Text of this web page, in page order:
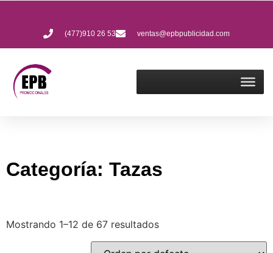
(477)910 26 53 ventas@epbpublicidad.com
Categoría: Tazas
Mostrando 1–12 de 67 resultados